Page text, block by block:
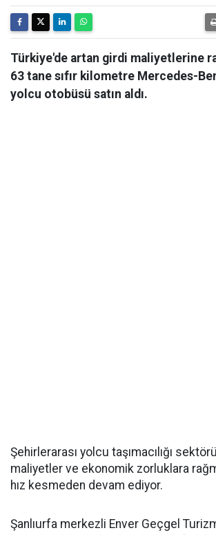
Türkiye'de artan girdi maliyetlerine
63 tane sıfır kilometre Mercedes-
yolcu otobüsü satın aldı.
Şehirlerarası yolcu taşımacılığı
maliyetler ve ekonomik zorluklara
hız kesmeden devam ediyor.
Şanlıurfa merkezli Enver Geçgel